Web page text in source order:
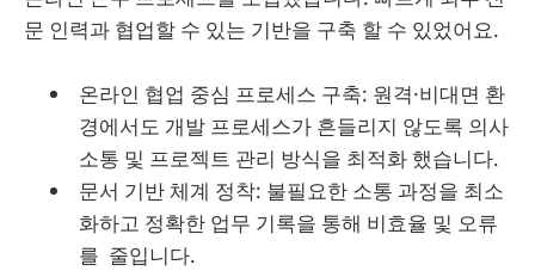
문 인력과 협업할 수 있는 기반을 구축 할 수 있었어요.
온라인 협업 중심 프로세스 구축: 원격·비대면 환
경에서도 개발 프로세스가 흔들리지 않도록 의사
소통 및 프로젝트 관리 방식을 최적화 했습니다.
문서 기반 체계 정착: 불필요한 소통 과정을 최소
화하고 정확한 업무 기록을 통해 비효율 및 오류
를 줄입니다.